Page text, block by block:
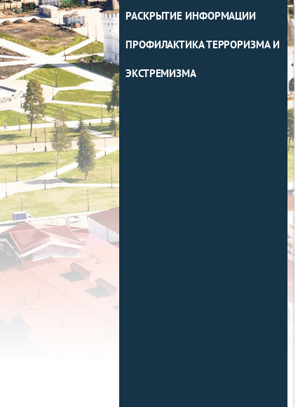
РАСКРЫТИЕ ИНФОРМАЦИИ
ПРОФИЛАКТИКА ТЕРРОРИЗМА И
ЭКСТРЕМИЗМА